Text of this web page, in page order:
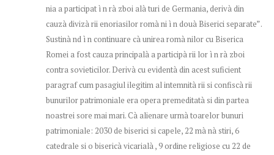
nia a participat ì n rà zboi alà turi de Germania, derivà din
cauzà divizà rii enoriasilor romà ni ì n douà Biserici separate” .
Sustinà nd ì n continuare cà unirea romà nilor cu Biserica
Romei a fost cauza principalà a participà rii lor ì n rà zboi
contra sovieticilor. Derivà cu evidentà din acest suficient
paragraf cum pasagiul ilegitim al intemnità rii si confiscà rii
bunurilor patrimoniale era opera premeditatà si din partea
noastrei sore mai mari. Cà alienare urmà toarelor bunuri
patrimoniale: 2030 de biserici si capele, 22 mà nà stiri, 6
catedrale si o bisericà vicarialà , 9 ordine religiose cu 22 de